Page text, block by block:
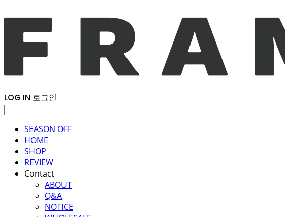
LOG IN 로그인
SEASON OFF
HOME
SHOP
REVIEW
Contact
ABOUT
Q&A
NOTICE